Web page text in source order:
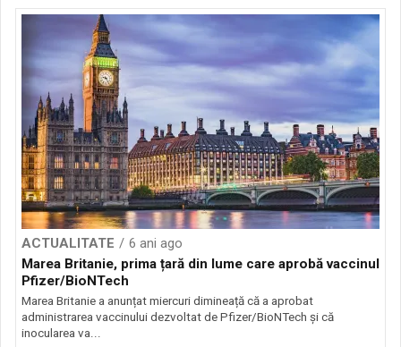
ACTUALITATE
6 ani ago
Marea Britanie, prima țară din lume care aprobă vaccinul
Pfizer/BioNTech
Marea Britanie a anunțat miercuri dimineață că a aprobat
administrarea vaccinului dezvoltat de Pfizer/BioNTech și că
inocularea va...